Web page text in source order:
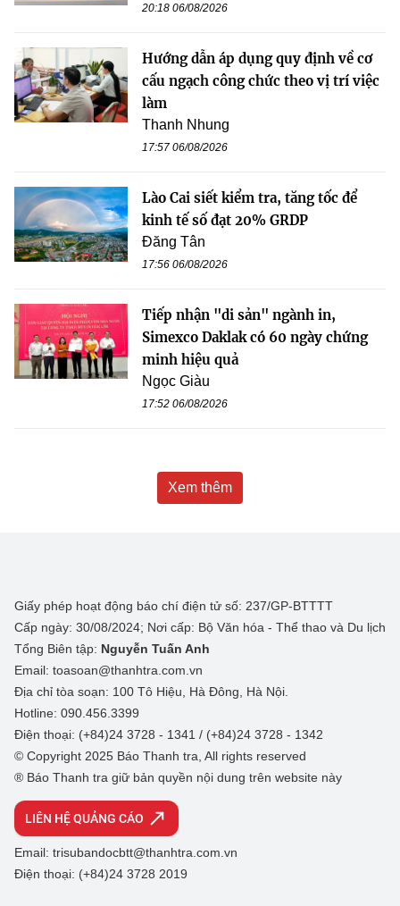
20:18 06/08/2026
Hướng dẫn áp dụng quy định về cơ
cấu ngạch công chức theo vị trí việc
làm
Thanh Nhung
17:57 06/08/2026
Lào Cai siết kiểm tra, tăng tốc để
kinh tế số đạt 20% GRDP
Đăng Tân
17:56 06/08/2026
Tiếp nhận "di sản" ngành in,
Simexco Daklak có 60 ngày chứng
minh hiệu quả
Ngọc Giàu
17:52 06/08/2026
Xem thêm
Giấy phép hoạt động báo chí điện tử số: 237/GP-BTTTT
Cấp ngày: 30/08/2024; Nơi cấp: Bộ Văn hóa - Thể thao và Du lịch
Tổng Biên tập: Nguyễn Tuấn Anh
Email: toasoan@thanhtra.com.vn
Địa chỉ tòa soạn: 100 Tô Hiệu, Hà Đông, Hà Nội.
Hotline: 090.456.3399
Điện thoại: (+84)24 3728 - 1341 / (+84)24 3728 - 1342
© Copyright 2025 Báo Thanh tra, All rights reserved
® Báo Thanh tra giữ bản quyền nội dung trên website này
LIÊN HỆ QUẢNG CÁO
Email: trisubandocbtt@thanhtra.com.vn
Điện thoại: (+84)24 3728 2019